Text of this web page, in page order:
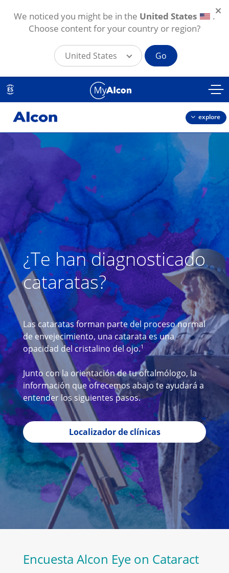
Pasar al contenido principal
ES
explore
¿Te han diagnosticado
cataratas?
Las cataratas forman parte del proceso normal
de envejecimiento, una catarata es una
opacidad del cristalino del ojo.1
Junto con la orientación de tu oftalmólogo, la
información que ofrecemos abajo te ayudará a
entender los siguientes pasos.
Localizador de clínicas
Encuesta Alcon Eye on Cataract
We noticed you might be in the United States
.
Choose content for your country or region?
United States Go